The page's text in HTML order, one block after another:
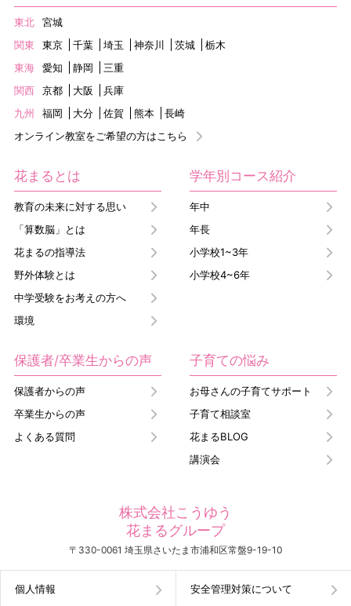
東北
宮城
関東
東京 千葉 埼玉 神奈川 茨城
栃木
東海
愛知 静岡
三重
関西
京都 大阪
兵庫
九州
福岡 大分 佐賀 熊本
長崎
オンライン教室をご希望の方はこちら
花まるとは
教育の未来に対する思い
「算数脳」とは
花まるの指導法
野外体験とは
中学受験をお考えの方へ
環境
学年別コース紹介
年中
年長
小学校1~3年
小学校4~6年
保護者/卒業生からの声
保護者からの声
卒業生からの声
よくある質問
子育ての悩み
お母さんの子育てサポート
子育て相談室
花まるBLOG
講演会
株式会社こうゆう
花まるグループ
〒330-0061 埼玉県さいたま市浦和区常盤9-19-10
個人情報 安全管理対策について